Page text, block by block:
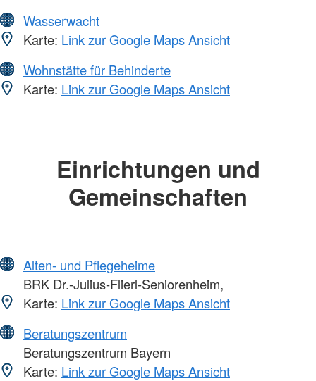
Wasserwacht
Karte: Link zur Google Maps Ansicht
Wohnstätte für Behinderte
Karte: Link zur Google Maps Ansicht
Einrichtungen und
Gemeinschaften
Alten- und Pflegeheime
BRK Dr.-Julius-Flierl-Seniorenheim,
Karte: Link zur Google Maps Ansicht
Beratungszentrum
Beratungszentrum Bayern
Karte: Link zur Google Maps Ansicht